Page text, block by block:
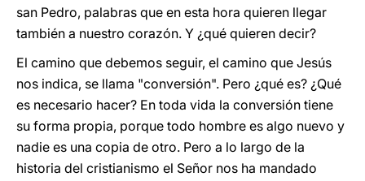
san Pedro, palabras que en esta hora quieren llegar
también a nuestro corazón. Y ¿qué quieren decir?
El camino que debemos seguir, el camino que Jesús
nos indica, se llama "conversión". Pero ¿qué es? ¿Qué
es necesario hacer? En toda vida la conversión tiene
su forma propia, porque todo hombre es algo nuevo y
nadie es una copia de otro. Pero a lo largo de la
historia del cristianismo el Señor nos ha mandado